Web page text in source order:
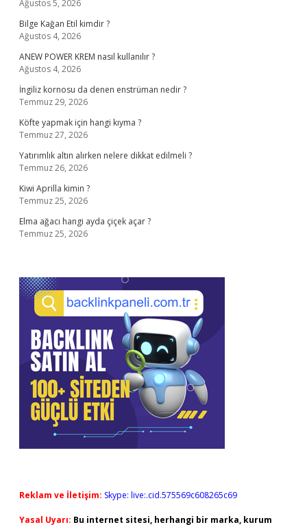
Ağustos 5, 2026
Bilge Kağan Etil kimdir ?
Ağustos 4, 2026
ANEW POWER KREM nasıl kullanılır ?
Ağustos 4, 2026
İngiliz kornosu da denen enstrüman nedir ?
Temmuz 29, 2026
Köfte yapmak için hangi kıyma ?
Temmuz 27, 2026
Yatırımlık altın alırken nelere dikkat edilmeli ?
Temmuz 26, 2026
Kiwi Aprilla kimin ?
Temmuz 25, 2026
Elma ağacı hangi ayda çiçek açar ?
Temmuz 25, 2026
Reklam ve İletişim: Skype: live:.cid.575569c608265c69
Yasal Uyarı: Bu internet sitesi, herhangi bir marka, kurum